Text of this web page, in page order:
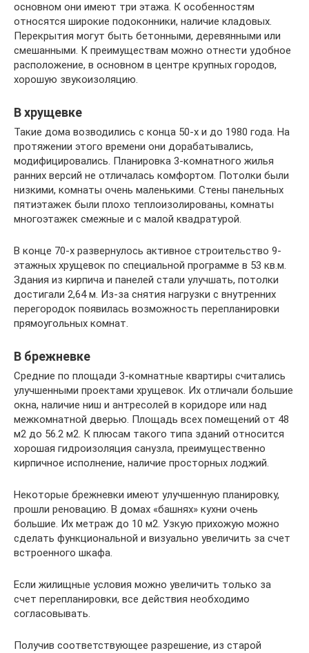
основном они имеют три этажа. К особенностям
относятся широкие подоконники, наличие кладовых.
Перекрытия могут быть бетонными, деревянными или
смешанными. К преимуществам можно отнести удобное
расположение, в основном в центре крупных городов,
хорошую звукоизоляцию.
В хрущевке
Такие дома возводились с конца 50-х и до 1980 года. На
протяжении этого времени они дорабатывались,
модифицировались. Планировка 3-комнатного жилья
ранних версий не отличалась комфортом. Потолки были
низкими, комнаты очень маленькими. Стены панельных
пятиэтажек были плохо теплоизолированы, комнаты
многоэтажек смежные и с малой квадратурой.
В конце 70-х развернулось активное строительство 9-
этажных хрущевок по специальной программе в 53 кв.м.
Здания из кирпича и панелей стали улучшать, потолки
достигали 2,64 м. Из-за снятия нагрузки с внутренних
перегородок появилась возможность перепланировки
прямоугольных комнат.
В брежневке
Средние по площади 3-комнатные квартиры считались
улучшенными проектами хрущевок. Их отличали большие
окна, наличие ниш и антресолей в коридоре или над
межкомнатной дверью. Площадь всех помещений от 48
м2 до 56.2 м2. К плюсам такого типа зданий относится
хорошая гидроизоляция санузла, преимущественно
кирпичное исполнение, наличие просторных лоджий.
Некоторые брежневки имеют улучшенную планировку,
прошли реновацию. В домах «башнях» кухни очень
большие. Их метраж до 10 м2. Узкую прихожую можно
сделать функциональной и визуально увеличить за счет
встроенного шкафа.
Если жилищные условия можно увеличить только за
счет перепланировки, все действия необходимо
согласовывать.
Получив соответствующее разрешение, из старой